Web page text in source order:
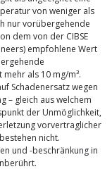
von weniger als
nur vorübergehende
dem von der CIBSE
empfohlene Wert
als 10 mg/m³.
Schadenersatz wegen
– gleich aus welchem
der Unmöglichkeit,
vorvertraglicher
nicht.
und -beschränkung in